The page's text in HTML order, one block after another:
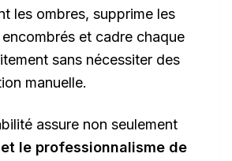
les ombres, supprime les
et cadre chaque
sans nécessiter des
manuelle.
assure non seulement
le professionnalisme de